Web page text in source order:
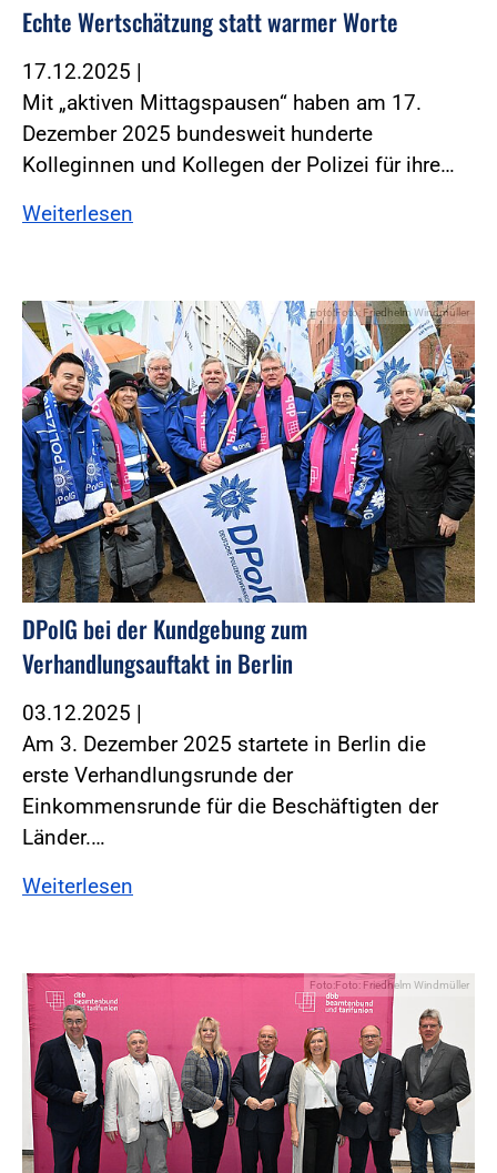
Echte Wertschätzung statt warmer Worte
17.12.2025 |
Mit „aktiven Mittagspausen“ haben am 17.
Dezember 2025 bundesweit hunderte
Kolleginnen und Kollegen der Polizei für ihre…
Weiterlesen
Foto:Foto: Friedhelm Windmüller
DPolG bei der Kundgebung zum
Verhandlungsauftakt in Berlin
03.12.2025 |
Am 3. Dezember 2025 startete in Berlin die
erste Verhandlungsrunde der
Einkommensrunde für die Beschäftigten der
Länder.…
Weiterlesen
Foto:Foto: Friedhelm Windmüller